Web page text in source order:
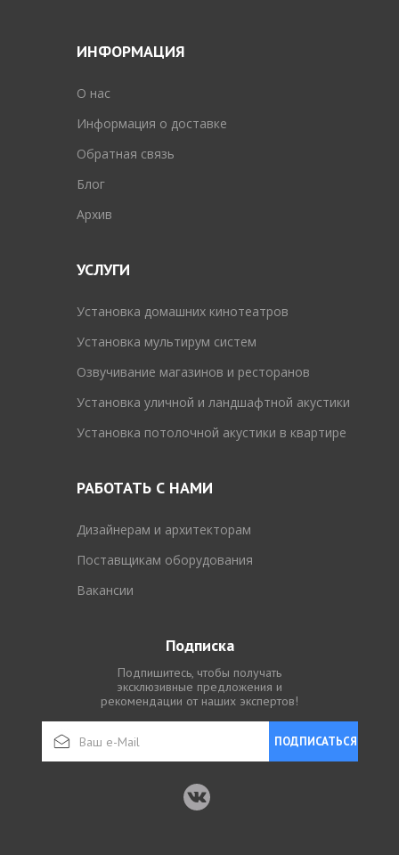
ИНФОРМАЦИЯ
O нас
Информация о доставке
Обратная связь
Блог
Архив
УСЛУГИ
Установка домашних кинотеатров
Установка мультирум систем
Озвучивание магазинов и ресторанов
Установка уличной и ландшафтной акустики
Установка потолочной акустики в квартире
РАБОТАТЬ С НАМИ
Дизайнерам и архитекторам
Поставщикам оборудования
Вакансии
Подписка
Подпишитесь, чтобы получать
эксклюзивные предложения и
рекомендации от наших экспертов!
ПОДПИСАТЬСЯ